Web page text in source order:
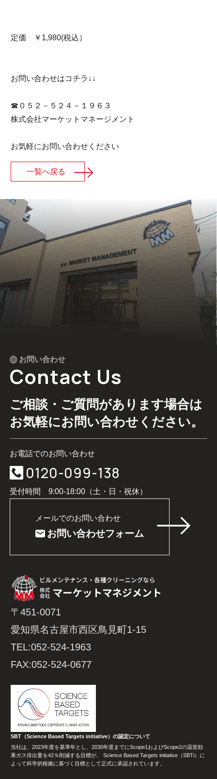
定価 ￥1,980(税込）
お問い合わせはコチラ↓↓
☎０５２－５２４－１９６３
株式会社マーケットマネージメント
お気軽にお問い合わせください
一覧へ戻る
お問い合わせ
Contact Us
ご相談・ご質問があります場合は
お気軽にお問い合わせください。
お電話でのお問い合わせ
0120-099-138
受付時間 9:00-18:00（土・日・祝休）
メールでのお問い合わせ
お問い合わせフォーム
〒451-0071
愛知県名古屋市西区鳥見町1-15
TEL:052-524-1963
FAX:052-524-0677
SBT（Science Based Targets initiative）の認定について
当社は、2023年度を基準年とし、2030年度までにScope1およびScope2の温室効
果ガス排出量を42％削減する目標が、 Science Based Targets initiative（SBTi）に
よって科学的根拠に基づく目標として正式に承認されています。